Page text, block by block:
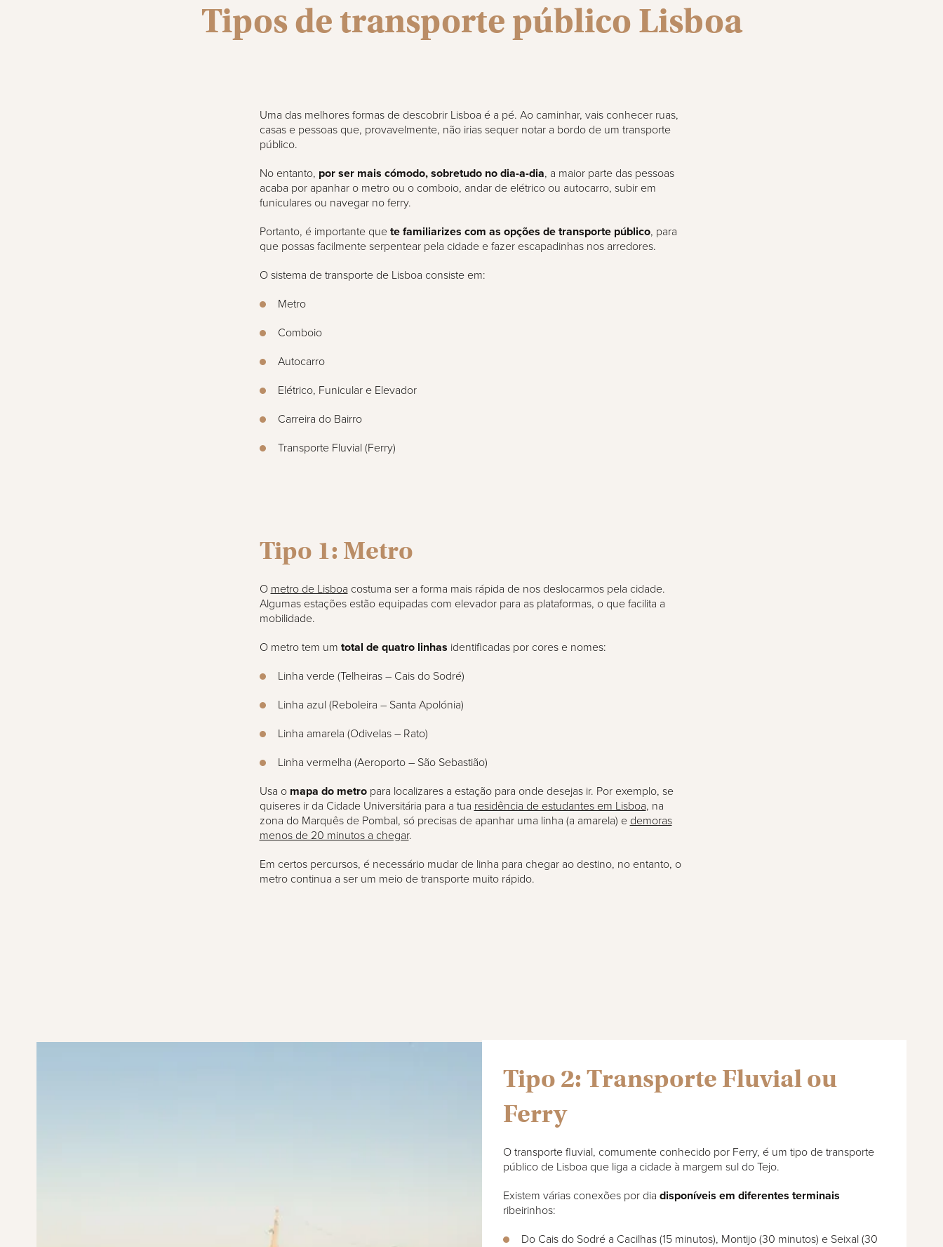
Tipos de transporte público Lisboa
Uma das melhores formas de descobrir Lisboa é a pé. Ao caminhar, vais conhecer ruas,
casas e pessoas que, provavelmente, não irias sequer notar a bordo de um transporte
público.
No entanto, por ser mais cómodo, sobretudo no dia-a-dia, a maior parte das pessoas
acaba por apanhar o metro ou o comboio, andar de elétrico ou autocarro, subir em
funiculares ou navegar no ferry.
Portanto, é importante que te familiarizes com as opções de transporte público, para
que possas facilmente serpentear pela cidade e fazer escapadinhas nos arredores.
O sistema de transporte de Lisboa consiste em:
Metro
Comboio
Autocarro
Elétrico, Funicular e Elevador
Carreira do Bairro
Transporte Fluvial (Ferry)
Tipo 1: Metro
O metro de Lisboa costuma ser a forma mais rápida de nos deslocarmos pela cidade.
Algumas estações estão equipadas com elevador para as plataformas, o que facilita a
mobilidade.
O metro tem um total de quatro linhas identificadas ​​por cores e nomes:
Linha verde (Telheiras – Cais do Sodré)
Linha azul (Reboleira – Santa Apolónia)
Linha amarela (Odivelas – Rato)
Linha vermelha (Aeroporto – São Sebastião)
Usa o mapa do metropara localizares a estação para onde desejas ir. Por exemplo, se
quiseres ir da Cidade Universitária para a tua residência de estudantes em Lisboa, na
zona do Marquês de Pombal, só precisas de apanhar uma linha (a amarela) e demoras
menos de 20 minutos a chegar.
Em certos percursos, é necessário mudar de linha para chegar ao destino, no entanto, o
metro continua a ser um meio de transporte muito rápido.
Tipo 2: Transporte Fluvial ou
Ferry
O transporte fluvial, comumente conhecido por Ferry, é um tipo de transporte
público de Lisboa que liga a cidade à margem sul do Tejo.
Existem várias conexões por dia disponíveis em diferentes terminais
ribeirinhos:
Do Cais do Sodré a Cacilhas (15 minutos), Montijo (30 minutos) e Seixal (30